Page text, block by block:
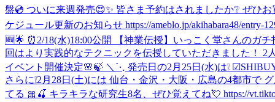
盤💿 ついに来週発売😍✨ 皆さま予約はされましたか❔ ぜひ
ケジュール更新のお知らせ https://ameblo.jp/akihabara48/entry-
🆕🌟 ⏰2/18(水)18:00公開 【神業伝授】いっこく堂さんのガ
回はより実践的なテクニックを伝授していただきました！
イベント開催決定🌸🍃 ＼⋱ 発売日の2月25日(水)は❕
さらに❕2月28日(土)には 仙台・金沢・大阪・広島の4都市
てる 🎀🍒 キラキラな研究生8名、ぜひ覚えてね💘 https://